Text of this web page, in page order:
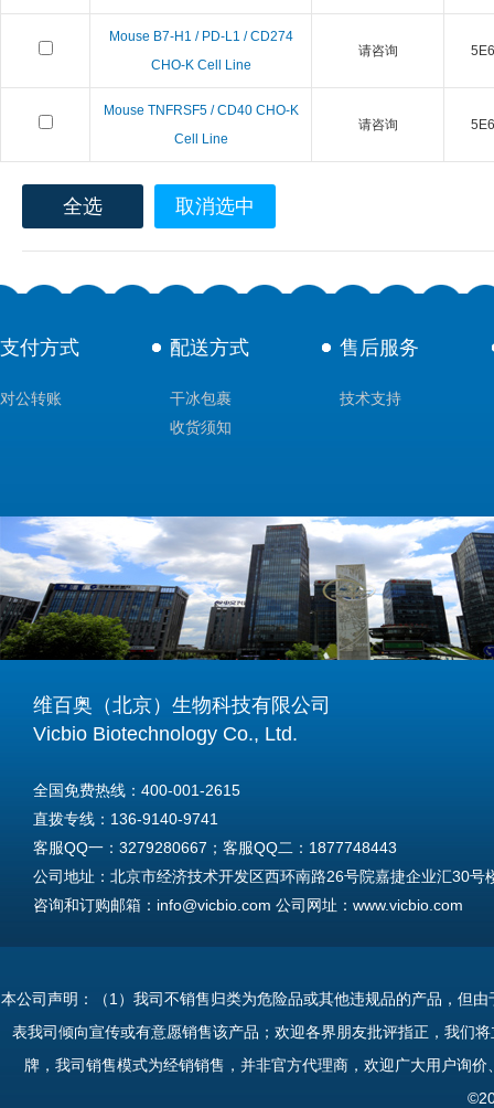
Mouse B7-H1 / PD-L1 / CD274
CHO-K Cell Line
请咨询
Mouse TNFRSF5 / CD40 CHO-K
Cell Line
请咨询
全选 取消选中
支付方式
对公转账
配送方式
干冰包裹
收货须知
售后服务
技术支持
维百奥（北京）生物科技有限公司
Vicbio Biotechnology Co., Ltd.
全国免费热线：400-001-2615
直拨专线：136-9140-9741
客服QQ一：3279280667；客服QQ二：1877748443
公司地址：北京市经济技术开发区西环南路26号院嘉捷企业汇30号
咨询和订购邮箱：info@vicbio.com 公司网址：www.vicbio.com
Tel: +86-13691409741
Address: Room 603, Floor 6, Building 30A, No.26, Xihuannan
本公司声明：（1）我司不销售归类为危险品或其他违规品的产品，但
表我司倾向宣传或有意愿销售该产品；欢迎各界朋友批评指正，我们
牌，我司销售模式为经销销售，并非官方代理商，欢迎广大用户询